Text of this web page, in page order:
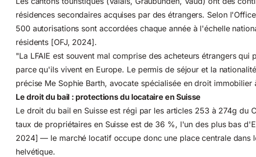
résidences secondaires acquises par des étrangers. Selon
500 autorisations sont accordées chaque année à l'échelle
résidents [OFJ, 2024].
"La LFAIE est souvent mal comprise des acheteurs étrangers qui
parce qu'ils vivent en Europe. Le permis de séjour et la
précise Me Sophie Barth, avocate spécialisée en droit immobilier
Le droit du bail : protections du locataire en Suisse
Le droit du bail en Suisse est régi par les articles 253 à 274g du
taux de propriétaires en Suisse est de 36 %, l'un des plus bas
2024] — le marché locatif occupe donc une place centrale dans
helvétique.